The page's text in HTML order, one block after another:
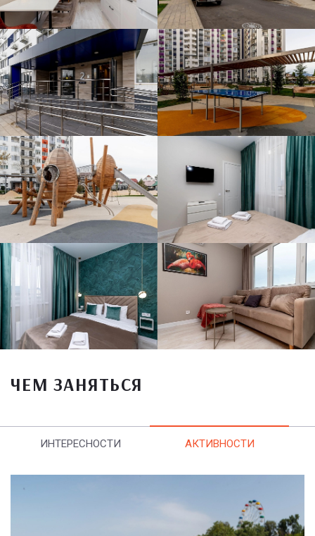
ЧЕМ ЗАНЯТЬСЯ
ИНТЕРЕСНОСТИ АКТИВНОСТИ